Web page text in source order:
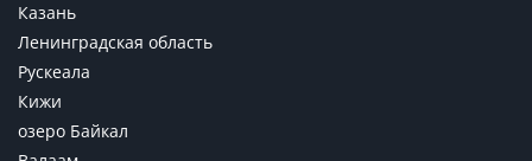
Казань
Ленинградская область
Рускеала
Кижи
озеро Байкал